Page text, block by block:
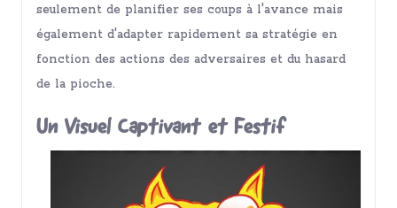
seulement de planifier ses coups à l'avance mais
également d'adapter rapidement sa stratégie en
fonction des actions des adversaires et du hasard
de la pioche.
Un Visuel Captivant et Festif